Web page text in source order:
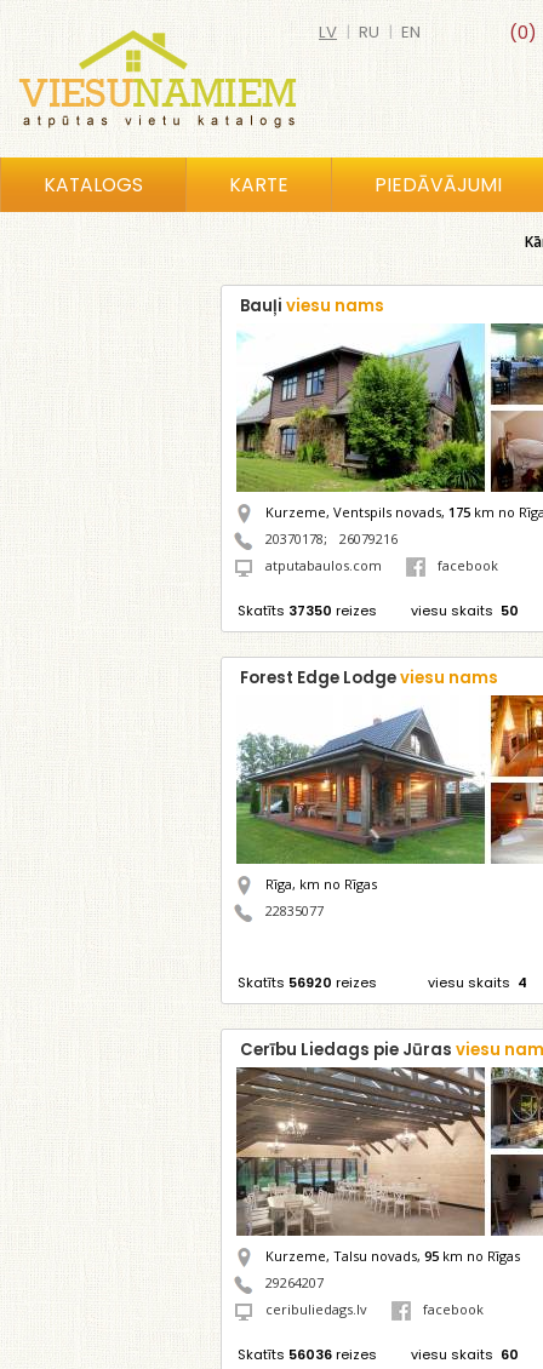
(0)
LV | RU | EN
KATALOGS KARTE PIEDĀVĀJUMI
Bauļi viesu nams
Kurzeme, Ventspils novads, 175 km no
20370178;
26079216
atputabaulos.com
facebook
Skatīts 37350 reizes viesu skaits 50
Forest Edge Lodgeviesu nams
Rīga, km no Rīgas
22835077
Skatīts 56920 reizes viesu skaits 4
Cerību Liedags pie Jūras viesu
Kurzeme, Talsu novads, 95 km no Rīgas
29264207
ceribuliedags.lv
facebook
Skatīts 56036reizes viesu skaits 60